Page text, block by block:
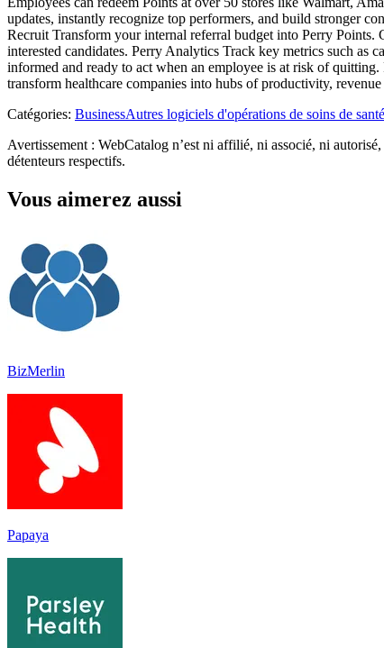
updates, instantly recognize top performers, and build stronger
Recruit Transform your internal referral budget into Perry
interested candidates. Perry Analytics Track key metrics such
informed and ready to act when an employee is at risk of quitting.
transform healthcare companies into hubs of productivity, revenue
Catégories: BusinessAutres logiciels d'opérations de soins de santé
Avertissement : WebCatalog n’est ni affilié, ni associé, ni
détenteurs respectifs.
Vous aimerez aussi
BizMerlin
Papaya